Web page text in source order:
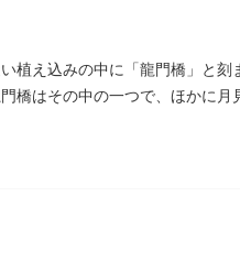
植え込みの中に「龍門橋」と
橋はその中の一つで、ほかに